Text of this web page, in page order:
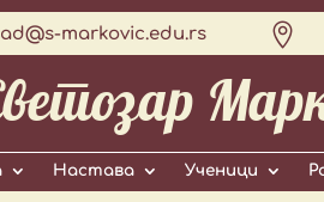
markovic.edu.rs 
Настава Ученици